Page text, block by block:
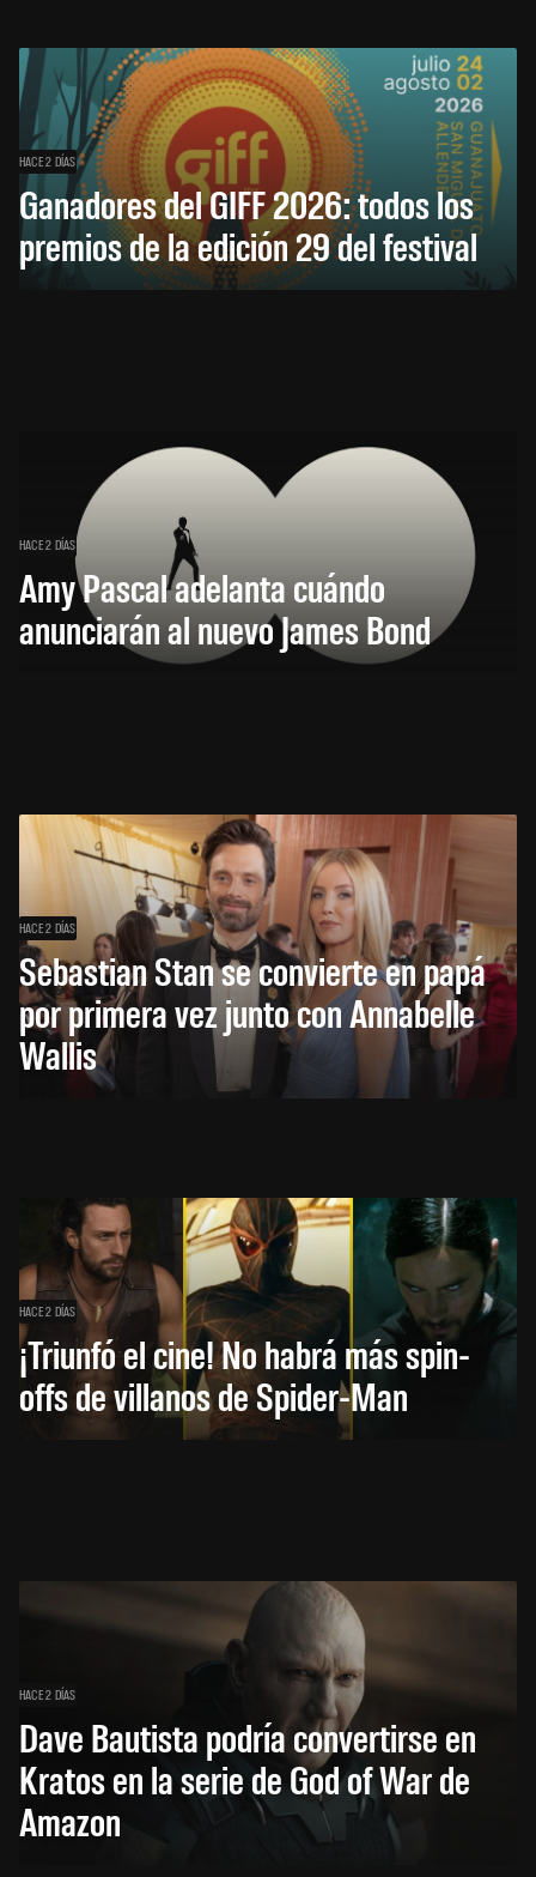
HACE 2 DÍAS
Ganadores del GIFF 2026: todos los
premios de la edición 29 del festival
HACE 2 DÍAS
Amy Pascal adelanta cuándo
anunciarán al nuevo James Bond
HACE 2 DÍAS
Sebastian Stan se convierte en papá
por primera vez junto con Annabelle
Wallis
HACE 2 DÍAS
¡Triunfó el cine! No habrá más spin-
offs de villanos de Spider-Man
HACE 2 DÍAS
Dave Bautista podría convertirse en
Kratos en la serie de God of War de
Amazon